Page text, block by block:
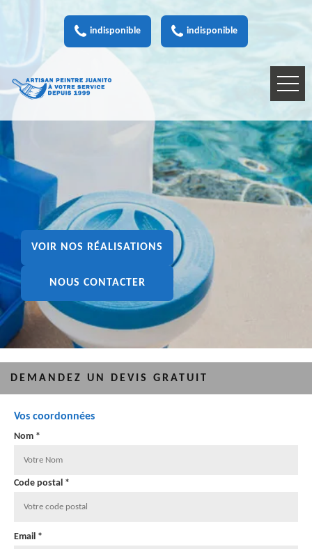
indisponible indisponible
VOIR NOS RÉALISATIONS
NOUS CONTACTER
DEMANDEZ UN DEVIS GRATUIT
Vos coordonnées
Nom *
Code postal *
Email *